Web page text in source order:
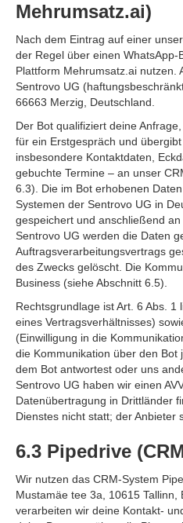
Mehrumsatz.ai)
Nach dem Eintrag auf einer
der Regel über einen
Plattform Mehrumsatz.ai nutzen.
Sentrovo UG
66663 Merzig, Deutschland.
Der Bot qualifiziert deine
für ein Erstgespräch und
insbesondere Kontaktdaten,
gebuchte Termine – an unser
6.3). Die im Bot erhobenen
Systemen der Sentrovo UG in
gespeichert und anschließend
Sentrovo UG werden die Daten
Auftragsverarbeitungsvertrags
des Zwecks gelöscht. Die
Business (siehe Abschnitt 6.5).
Rechtsgrundlage ist Art. 6 Abs. 1
eines Vertragsverhältnisses)
(Einwilligung in die
die Kommunikation über den Bot
dem Bot antwortest oder uns
Sentrovo UG haben wir einen
Datenübertragung in Drittländer
Dienstes nicht statt; der Anbieter
6.3 Pipedrive
Wir nutzen das CRM-System
Mustamäe tee 3a, 10615 Tallinn,
verarbeiten wir deine Kontakt-